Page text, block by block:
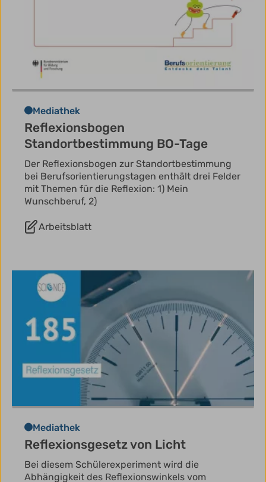
Mediathek
Reflexionsbogen
Standortbestimmung BO-Tage
Der Reflexionsbogen zur Standortbestimmung
bei Berufsorientierungstagen enthält drei Felder
mit Themen für die Reflexion: 1) Mein
Wunschberuf, 2)
Arbeitsblatt
Mediathek
Reflexionsgesetz von Licht
Bei diesem Schülerexperiment wird die
Abhängigkeit des Reflexionswinkels vom